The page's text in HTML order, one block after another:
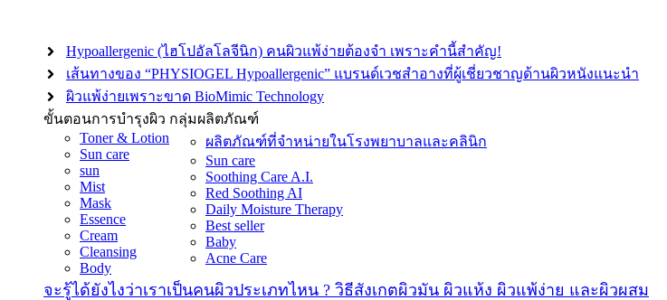
Hypoallergenic (ไฮโปอัลโลจีนิก) คนผิวแพ้ง่ายต้องจำ เพราะคำนี้สำคัญ!
เส้นทางของ “PHYSIOGEL Hypoallergenic” แบรนด์เวชสำอางที่ผู้เชี่ยวชาญด้านผิวหนังแนะนำ
ผิวแพ้ง่ายเพราะขาด BioMimic Technology
ขั้นตอนการบำรุงผิว
Toner & Lotion
Sun care
sun
Mist
Mask
Essence
Cream
Cleansing
Body
กลุ่มผลิตภัณฑ์
ผลิตภัณฑ์ที่จำหน่ายในโรงพยาบาลและคลินิก
Sun care
Soothing Care A.I.
Red Soothing AI
Daily Moisture Therapy
Best seller
Baby
Acne Care
จะรู้ได้ยังไงว่าเราเป็นคนผิวประเภทไหน ? วิธีสังเกตผิวมัน ผิวแห้ง ผิวแพ้ง่าย และผิวผสม